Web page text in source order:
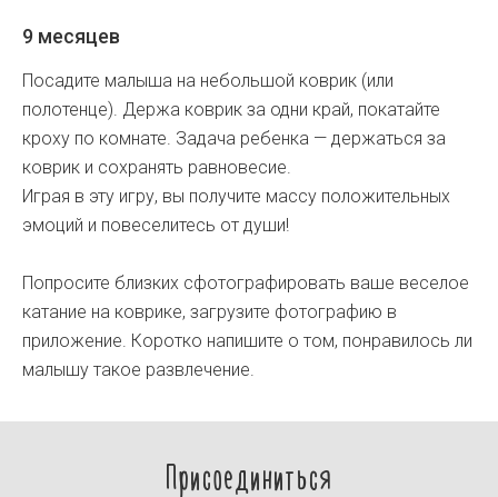
9 месяцев
Посадите малыша на небольшой коврик (или
полотенце). Держа коврик за одни край, покатайте
кроху по комнате. Задача ребенка — держаться за
коврик и сохранять равновесие.
Играя в эту игру, вы получите массу положительных
эмоций и повеселитесь от души!
Попросите близких сфотографировать ваше веселое
катание на коврике, загрузите фотографию в
приложение. Коротко напишите о том, понравилось ли
малышу такое развлечение.
Присоединиться